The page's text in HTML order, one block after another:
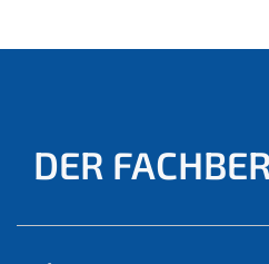
DER